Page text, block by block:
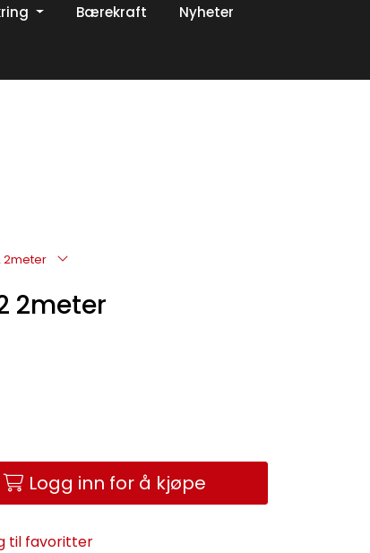
Bærekraft Nyheter
2meter
2meter
Logg inn for å kjøpe
til favoritter